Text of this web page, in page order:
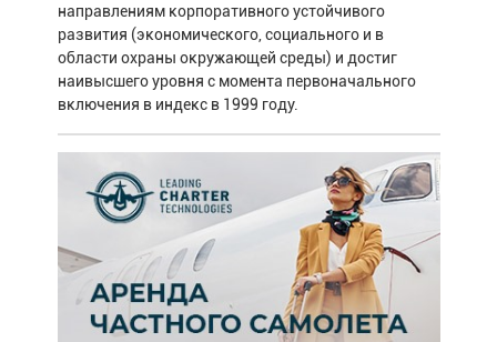
направлениям корпоративного устойчивого
развития (экономического, социального и в
области охраны окружающей среды) и достиг
наивысшего уровня с момента первоначального
включения в индекс в 1999 году.